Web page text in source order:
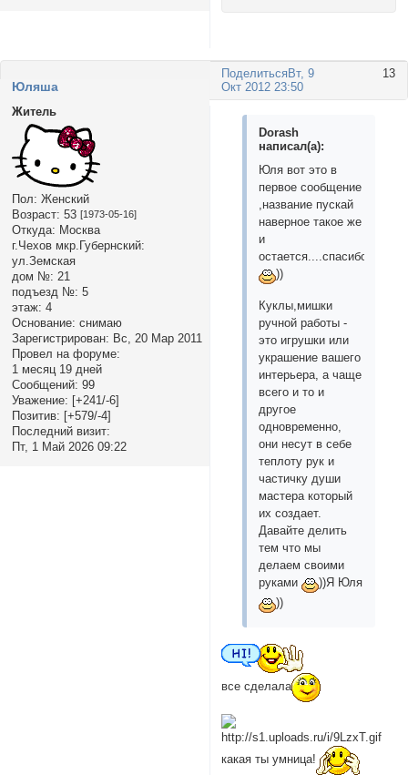
Поделиться 13
Вт, 9
Окт 2012 23:50
Юляша
Житель
Пол: Женский
Возраст: 53 [1973-05-16]
Откуда: Москва
г.Чехов мкр.Губернский:
ул.Земская
дом №: 21
подъезд №: 5
этаж: 4
Основание: снимаю
Зарегистрирован: Вс, 20 Мар 2011
Провел на форуме:
1 месяц 19 дней
Сообщений: 99
Уважение: [+241/-6]
Позитив: [+579/-4]
Последний визит:
Пт, 1 Май 2026 09:22
Dorash
написал(а):
Юля вот это в
первое сообщение
,название пускай
наверное такое же
и
остается....спасибо
))
Куклы,мишки
ручной работы -
это игрушки или
украшение вашего
интерьера, а чаще
всего и то и
другое
одновременно,
они несут в себе
теплоту рук и
частичку души
мастера который
их создает.
Давайте делить
тем что мы
делаем своими
руками
))Я Юля
))
все сделала
какая ты умница!